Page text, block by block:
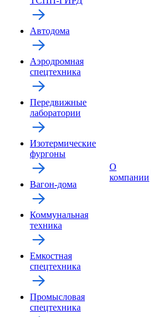
Автодома
Аэродромная
спецтехника
Передвижные
лаборатории
Изотермические
фургоны
Вагон-дома
Коммунальная
техника
Емкостная
спецтехника
Промысловая
спецтехника
О
компании